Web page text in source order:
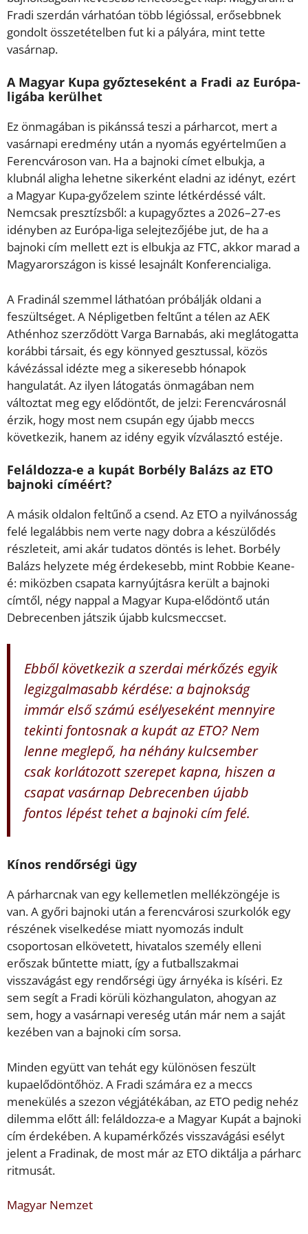
Fradi szerdán várhatóan több légióssal, erősebbnek
gondolt összetételben fut ki a pályára, mint tette
vasárnap.
A Magyar Kupa győzteseként a Fradi az Európa-
ligába kerülhet
Ez önmagában is pikánssá teszi a párharcot, mert a
vasárnapi eredmény után a nyomás egyértelműen a
Ferencvároson van. Ha a bajnoki címet elbukja, a
klubnál aligha lehetne sikerként eladni az idényt, ezért
a Magyar Kupa-győzelem szinte létkérdéssé vált.
Nemcsak presztízsből: a kupagyőztes a 2026–27-es
idényben az Európa-liga selejtezőjébe jut, de ha a
bajnoki cím mellett ezt is elbukja az FTC, akkor marad a
Magyarországon is kissé lesajnált Konferencialiga.
A Fradinál szemmel láthatóan próbálják oldani a
feszültséget. A Népligetben feltűnt a télen az AEK
Athénhoz szerződött Varga Barnabás, aki meglátogatta
korábbi társait, és egy könnyed gesztussal, közös
kávézással idézte meg a sikeresebb hónapok
hangulatát. Az ilyen látogatás önmagában nem
változtat meg egy elődöntőt, de jelzi: Ferencvárosnál
érzik, hogy most nem csupán egy újabb meccs
következik, hanem az idény egyik vízválasztó estéje.
Feláldozza-e a kupát Borbély Balázs az ETO
bajnoki címéért?
A másik oldalon feltűnő a csend. Az ETO a nyilvánosság
felé legalábbis nem verte nagy dobra a készülődés
részleteit, ami akár tudatos döntés is lehet. Borbély
Balázs helyzete még érdekesebb, mint Robbie Keane-
é: miközben csapata karnyújtásra került a bajnoki
címtől, négy nappal a Magyar Kupa-elődöntő után
Debrecenben játszik újabb kulcsmeccset.
Ebből következik a szerdai mérkőzés egyik
legizgalmasabb kérdése: a bajnokság
immár első számú esélyeseként mennyire
tekinti fontosnak a kupát az ETO? Nem
lenne meglepő, ha néhány kulcsember
csak korlátozott szerepet kapna, hiszen a
csapat vasárnap Debrecenben újabb
fontos lépést tehet a bajnoki cím felé.
Kínos rendőrségi ügy
A párharcnak van egy kellemetlen mellékzöngéje is
van. A győri bajnoki után a ferencvárosi szurkolók egy
részének viselkedése miatt nyomozás indult
csoportosan elkövetett, hivatalos személy elleni
erőszak bűntette miatt, így a futballszakmai
visszavágást egy rendőrségi ügy árnyéka is kíséri. Ez
sem segít a Fradi körüli közhangulaton, ahogyan az
sem, hogy a vasárnapi vereség után már nem a saját
kezében van a bajnoki cím sorsa.
Minden együtt van tehát egy különösen feszült
kupaelődöntőhöz. A Fradi számára ez a meccs
menekülés a szezon végjátékában, az ETO pedig nehéz
dilemma előtt áll: feláldozza-e a Magyar Kupát a bajnoki
cím érdekében. A kupamérkőzés visszavágási esélyt
jelent a Fradinak, de most már az ETO diktálja a párharc
ritmusát.
Magyar Nemzet